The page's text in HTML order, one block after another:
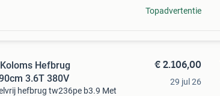
Topadvertentie
Hefbrug
3.6T 380V
hefbrug tw236pe b3.9 Met
€ 2.106,00
29 jul 26